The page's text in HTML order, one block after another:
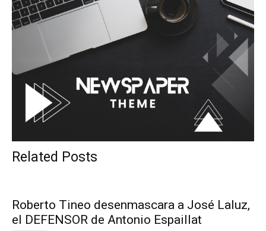
Related Posts
Roberto Tineo desenmascara a José Laluz,
el DEFENSOR de Antonio Espaillat